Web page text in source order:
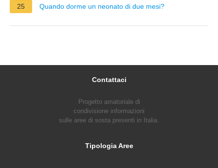
25 Quando dorme un neonato di due mesi?
Contattaci
Progetto amatoriale di
condivisione informazioni
sulle aree di sosta presenti in Italia.
Tipologia Aree